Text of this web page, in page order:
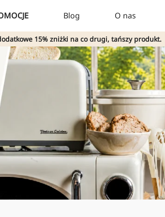
Blog O nas
15% zniżki na co drugi, tańszy produkt.